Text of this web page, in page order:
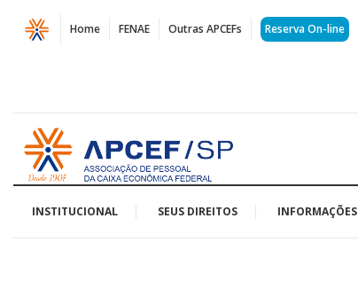
Página
Contraf/CUT
calendário
da
campanha
salarial
Home FENAE Outras APCEFs Reserva On-line
Acessar
página
inicial
INSTITUCIONAL SEUS DIREITOS INFORMAÇÕES